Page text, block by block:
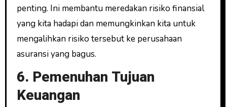
penting. Ini membantu meredakan risiko finansial
yang kita hadapi dan memungkinkan kita untuk
mengalihkan risiko tersebut ke perusahaan
asuransi yang bagus.
6. Pemenuhan Tujuan
Keuangan